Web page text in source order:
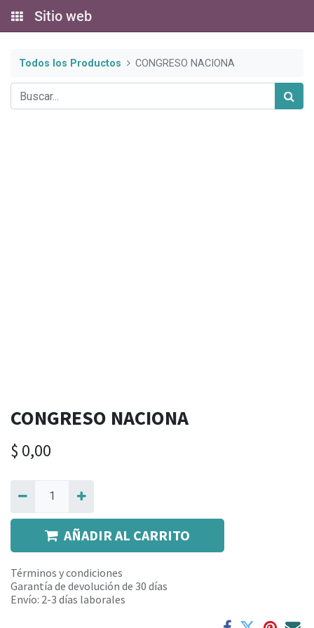
Sitio web
Todos los Productos CONGRESO NACIONA
CONGRESO NACIONA
$ 0,00
AÑADIR AL CARRITO
Términos y condiciones
Garantía de devolución de 30 días
Envío: 2-3 días laborales